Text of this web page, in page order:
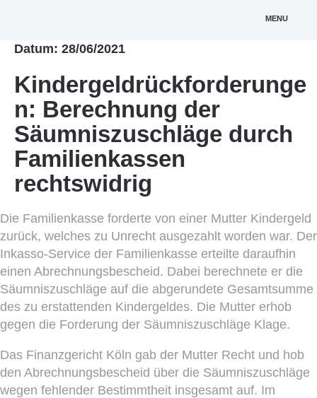
MENU
Datum: 28/06/2021
Kindergeldrückforderunge
n: Berechnung der
Säumniszuschläge durch
Familienkassen
rechtswidrig
Die Familienkasse forderte von einer Mutter Kindergeld
zurück, welches zu Unrecht ausgezahlt worden war. Der
Inkasso-Service der Familienkasse erteilte daraufhin
einen Abrechnungsbescheid. Dabei berechnete er die
Säumniszuschläge auf die abgerundete Gesamtsumme
des zu erstattenden Kindergeldes. Die Mutter erhob
gegen die Forderung der Säumniszuschläge Klage.
Das Finanzgericht Köln gab der Mutter Recht und hob
den Abrechnungsbescheid über die Säumniszuschläge
wegen fehlender Bestimmtheit insgesamt auf. Im